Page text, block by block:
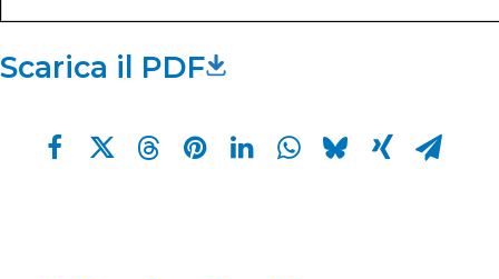
Scarica il PDF